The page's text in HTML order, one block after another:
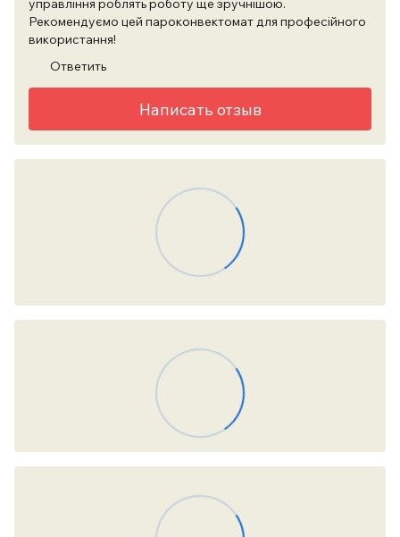
управління роблять роботу ще зручнішою.
Рекомендуємо цей пароконвектомат для професійного
використання!
Ответить
Написать отзыв